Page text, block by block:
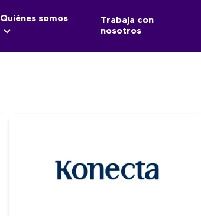
Quiénes somos
Trabaja con
nosotros